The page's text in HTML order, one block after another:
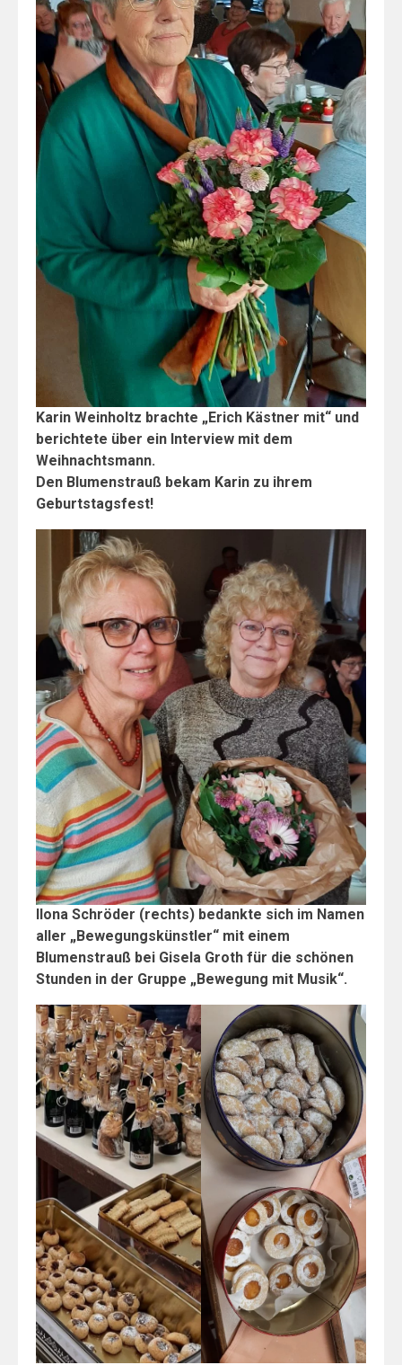
Karin Weinholtz brachte „Erich Kästner mit“ und
berichtete über ein Interview mit dem
Weihnachtsmann.
Den Blumenstrauß bekam Karin zu ihrem
Geburtstagsfest!
Ilona Schröder (rechts) bedankte sich im Namen
aller „Bewegungskünstler“ mit einem
Blumenstrauß bei Gisela Groth für die schönen
Stunden in der Gruppe „Bewegung mit Musik“.